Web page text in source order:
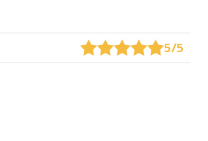
★★★★★
★★★★★5/5